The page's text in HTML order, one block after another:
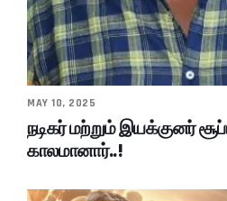
MAY 10, 2025
நடிகர் மற்றும் இயக்குனர்
காலமானார்..!